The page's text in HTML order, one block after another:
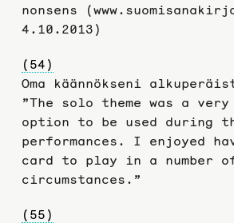
nonsens
4.10.2013)
(54)
Oma käännökseni
”The solo theme was a
option to be used during
performances. I enjoyed
card to play in a number of
circumstances.”
(55)